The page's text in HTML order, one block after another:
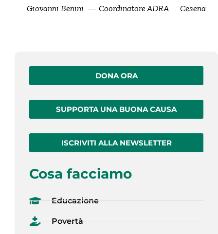
Giovanni Benini — Coordinatore ADRA Cesena
DONA ORA
SUPPORTA UNA BUONA CAUSA
ISCRIVITI ALLA NEWSLETTER
Cosa facciamo
Educazione
Povertà